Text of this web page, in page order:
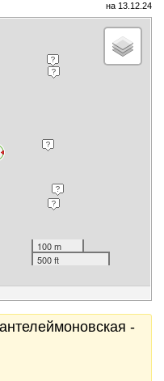
на 13.12.24
100 m
500 ft
-